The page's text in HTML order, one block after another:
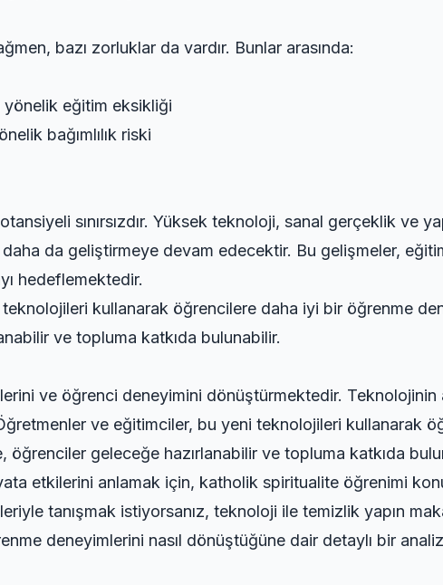
bazı zorluklar da vardır. Bunlar arasında:
yönelik eğitim eksikliği
bağımlılık riski
sınırsızdır. Yüksek teknoloji, sanal gerçeklik ve
da geliştirmeye devam edecektir. Bu gelişmeler,
hedeflemektedir.
kullanarak öğrencilere daha iyi bir öğrenme
ve topluma katkıda bulunabilir.
ve öğrenci deneyimini dönüştürmektedir. Teknolojinin
ve eğitimciler, bu yeni teknolojileri kullanarak
öğrenciler geleceğe hazırlanabilir ve topluma katkıda
etkilerini anlamak için, katholik spiritualite öğrenimi
tanışmak istiyorsanız, teknoloji ile temizlik yapın
deneyimlerini nasıl dönüştüğüne dair detaylı bir